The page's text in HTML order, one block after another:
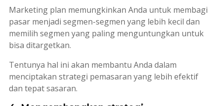
Marketing plan memungkinkan Anda untuk membagi
pasar menjadi segmen-segmen yang lebih kecil dan
memilih segmen yang paling menguntungkan untuk
bisa ditargetkan.
Tentunya hal ini akan membantu Anda dalam
menciptakan strategi pemasaran yang lebih efektif
dan tepat sasaran.